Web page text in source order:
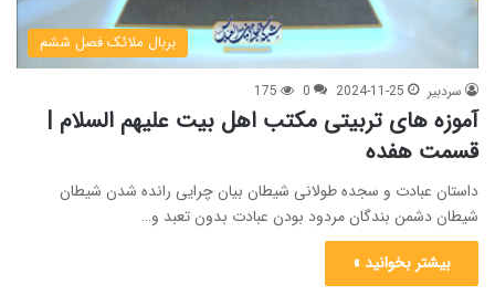
بربال ملائک فصل ششم
سردبیر 2024-11-25
0
175
آموزه های تربیتی مکتب اهل بیت علیهم السلام |
قسمت هفده
داستان عبادت و سجده طولانی شیطان بیان چرایی رانده شدن شیطان
شیطان دشمن بندگان مردود بودن عبادت بدون تعبد و…
بیشتر بخوانید »